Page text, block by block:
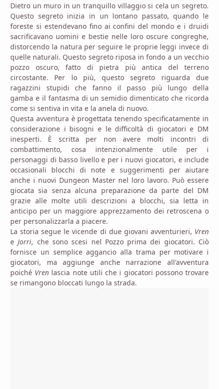
Dietro un muro in un tranquillo villaggio si cela un segreto.
Questo segreto inizia in un lontano passato, quando le
foreste si estendevano fino ai confini del mondo e i druidi
sacrificavano uomini e bestie nelle loro oscure congreghe,
distorcendo la natura per seguire le proprie leggi invece di
quelle naturali. Questo segreto riposa in fondo a un vecchio
pozzo oscuro, fatto di pietra più antica del terreno
circostante. Per lo più, questo segreto riguarda due
ragazzini stupidi che fanno il passo più lungo della
gamba e il fantasma di un semidio dimenticato che ricorda
come si sentiva in vita e la anela di nuovo.
Questa avventura è progettata tenendo specificatamente in
considerazione i bisogni e le difficoltà di giocatori e DM
inesperti. È scritta per non avere molti incontri di
combattimento, cosa intenzionalmente utile per i
personaggi di basso livello e per i nuovi giocatori, e include
occasionali blocchi di note e suggerimenti per aiutare
anche i nuovi Dungeon Master nel loro lavoro. Può essere
giocata sia senza alcuna preparazione da parte del DM
grazie alle molte utili descrizioni a blocchi, sia letta in
anticipo per un maggiore apprezzamento dei retroscena o
per personalizzarla a piacere.
La storia segue le vicende di due giovani avventurieri, Vren
e Jorri, che sono scesi nel Pozzo prima dei giocatori. Ciò
fornisce un semplice aggancio alla trama per motivare i
giocatori, ma aggiunge anche narrazione all'avventura
poiché Vren lascia note utili che i giocatori possono trovare
se rimangono bloccati lungo la strada.